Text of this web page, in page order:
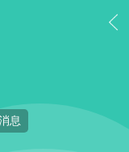
息